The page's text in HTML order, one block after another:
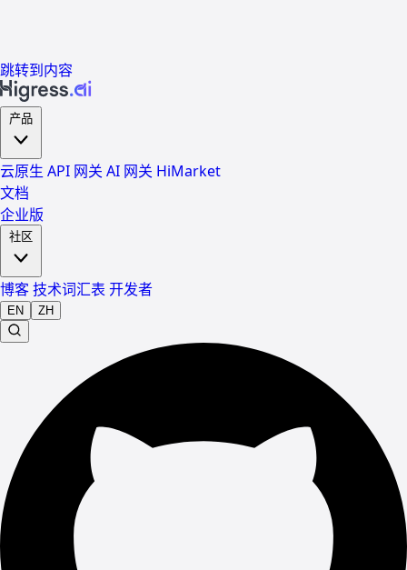
跳转到内容
云原生 API 网关 AI 网关 HiMarket
文档
企业版
博客技术词汇表 开发者
EN ZH